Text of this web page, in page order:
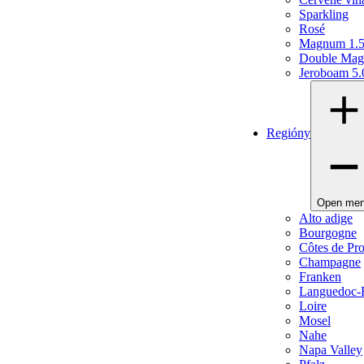
Sparkling
Rosé
Magnum 1.5
Double
Jeroboam
Regióny
Open
Alto adige
Bourgogne
Côtes de
Champagne
Franken
Languedoc-
Loire
Mosel
Nahe
Napa Valley